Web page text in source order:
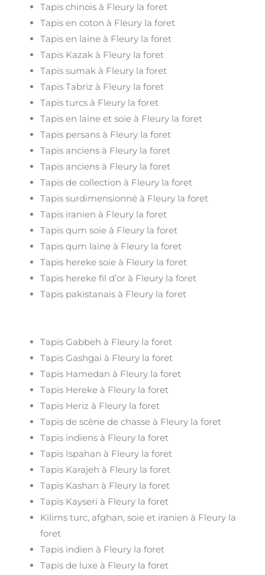
Tapis chinois à Fleury la foret
Tapis en coton à Fleury la foret
Tapis en laine à Fleury la foret
Tapis Kazak à Fleury la foret
Tapis sumak à Fleury la foret
Tapis Tabriz à Fleury la foret
Tapis turcs à Fleury la foret
Tapis en laine et soie à Fleury la foret
Tapis persans à Fleury la foret
Tapis anciens à Fleury la foret
Tapis anciens à Fleury la foret
Tapis de collection à Fleury la foret
Tapis surdimensionné à Fleury la foret
Tapis iranien à Fleury la foret
Tapis qum soie à Fleury la foret
Tapis qum laine à Fleury la foret
Tapis hereke soie à Fleury la foret
Tapis hereke fil d’or à Fleury la foret
Tapis pakistanais à Fleury la foret
Tapis Gabbeh à Fleury la foret
Tapis Gashgai à Fleury la foret
Tapis Hamedan à Fleury la foret
Tapis Hereke à Fleury la foret
Tapis Heriz à Fleury la foret
Tapis de scène de chasse à Fleury la foret
Tapis indiens à Fleury la foret
Tapis Ispahan à Fleury la foret
Tapis Karajeh à Fleury la foret
Tapis Kashan à Fleury la foret
Tapis Kayseri à Fleury la foret
Kilims turc, afghan, soie et iranien à Fleury la
foret
Tapis indien à Fleury la foret
Tapis de luxe à Fleury la foret